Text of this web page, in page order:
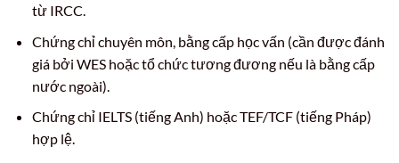
từ IRCC.
Chứng chỉ chuyên môn, bằng cấp học vấn (cần được đánh
giá bởi WES hoặc tổ chức tương đương nếu là bằng cấp
nước ngoài).
Chứng chỉ IELTS (tiếng Anh) hoặc TEF/TCF (tiếng Pháp)
hợp lệ.